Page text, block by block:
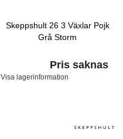
Skeppshult 26 3 Växlar Pojk
Grå Storm
Pris saknas
Visa lagerinformation